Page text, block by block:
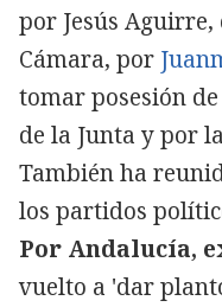
por Jesús
Cámara, por
tomar posesión
de la Junta y por
También ha
los partidos
Por Andalucía,
vuelto a 'dar